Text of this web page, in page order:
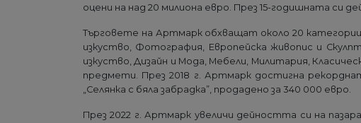
оцени на над 20 милиона евро. През 15-годишната си
Търговете на Артмарк обхващат около 20
изкуство, Фотография, Европейска живопис и
изкуство, Дизайн и Мода, Mебели, Милитария,
предмети. През 2018 г. Артмарк достигна
„Селянка с бяла забрадка”, продадено за 340 000 евро.
През 2022 г. Артмарк увеличи дейността си на